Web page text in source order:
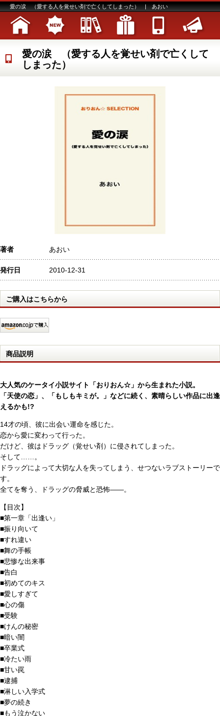
愛の涙 （愛する人を覚せい剤で亡くしてしまった） | あおい
愛の涙 （愛する人を覚せい剤で亡くして
しまった）
著者 あおい
発行日 2010-12-31
ご購入はこちらから
商品説明
大人気のケータイ小説サイト「おりおん☆」から生まれた小説。
「天使の恋」、「もしもキミが。」などに続く、素晴らしい作品に出逢
えるかも!?
14才の頃、彼に出会い運命を感じた。
恋から愛に変わって行った。
だけど、彼はドラッグ（覚せい剤）に侵されてしまった。
そして……。
ドラッグによって大切な人を失ってしまう、せつないラブストーリーで
す。
全てを奪う、ドラッグの脅威と恐怖――。
【目次】
■第一章「出逢い」
■振り向いて
■すれ違い
■舞の手帳
■悲惨な出来事
■告白
■初めてのキス
■愛しすぎて
■心の傷
■受験
■けんの秘密
■暗い闇
■卒業式
■冷たい雨
■甘い罠
■逮捕
■淋しい入学式
■夢の続き
■もう泣かない